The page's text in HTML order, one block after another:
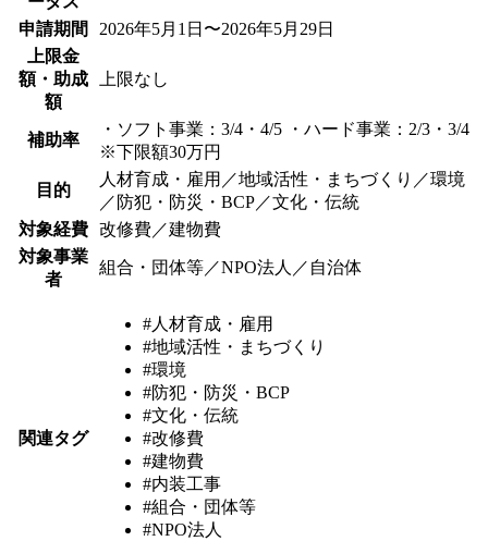
申請期間
2026年5月1日〜2026年5月29日
上限金
額・助成
額
上限なし
補助率
・ソフト事業：3/4・4/5 ・ハード事業：2/3・3/4
※下限額30万円
目的
人材育成・雇用／地域活性・まちづくり／環境
／防犯・防災・BCP／文化・伝統
対象経費 改修費／建物費
対象事業
者
組合・団体等／NPO法人／自治体
関連タグ
#人材育成・雇用
#地域活性・まちづくり
#環境
#防犯・防災・BCP
#文化・伝統
#改修費
#建物費
#内装工事
#組合・団体等
#NPO法人